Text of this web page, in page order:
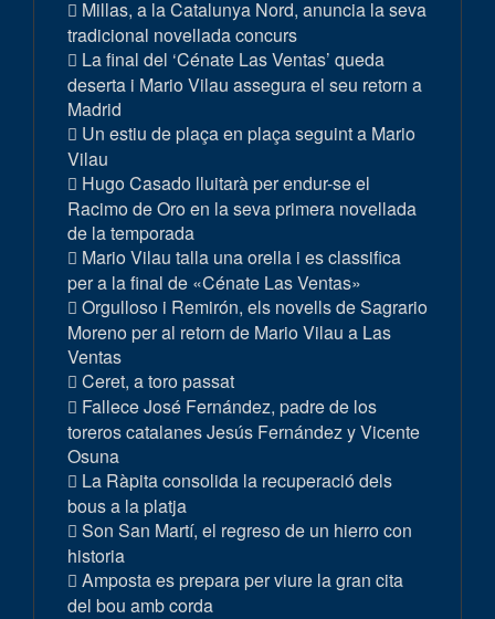
Millas, a la Catalunya Nord, anuncia la seva
tradicional novellada concurs
La final del ‘Cénate Las Ventas’ queda
deserta i Mario Vilau assegura el seu retorn a
Madrid
Un estiu de plaça en plaça seguint a Mario
Vilau
Hugo Casado lluitarà per endur-se el
Racimo de Oro en la seva primera novellada
de la temporada
Mario Vilau talla una orella i es classifica
per a la final de «Cénate Las Ventas»
Orgulloso i Remirón, els novells de Sagrario
Moreno per al retorn de Mario Vilau a Las
Ventas
Ceret, a toro passat
Fallece José Fernández, padre de los
toreros catalanes Jesús Fernández y Vicente
Osuna
La Ràpita consolida la recuperació dels
bous a la platja
Son San Martí, el regreso de un hierro con
historia
Amposta es prepara per viure la gran cita
del bou amb corda